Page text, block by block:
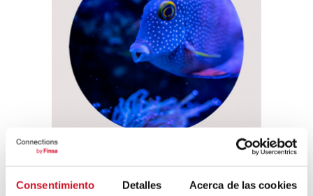
Consentimiento Detalles Acerca de las cookies